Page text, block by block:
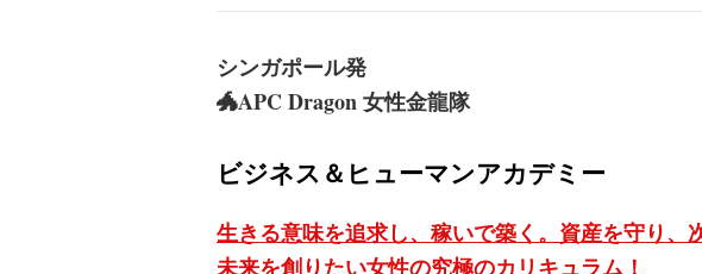
シンガポール発
🐲APC Dragon 女性金龍隊
ビジネス＆ヒューマンアカデミー
生きる意味を追求し、稼いで築く。資産を守り、
未来を創りたい女性の究極のカリキュラム！